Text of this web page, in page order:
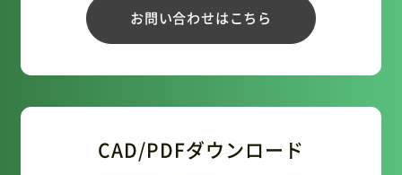
お問い合わせはこちら
CAD/PDFダウンロード